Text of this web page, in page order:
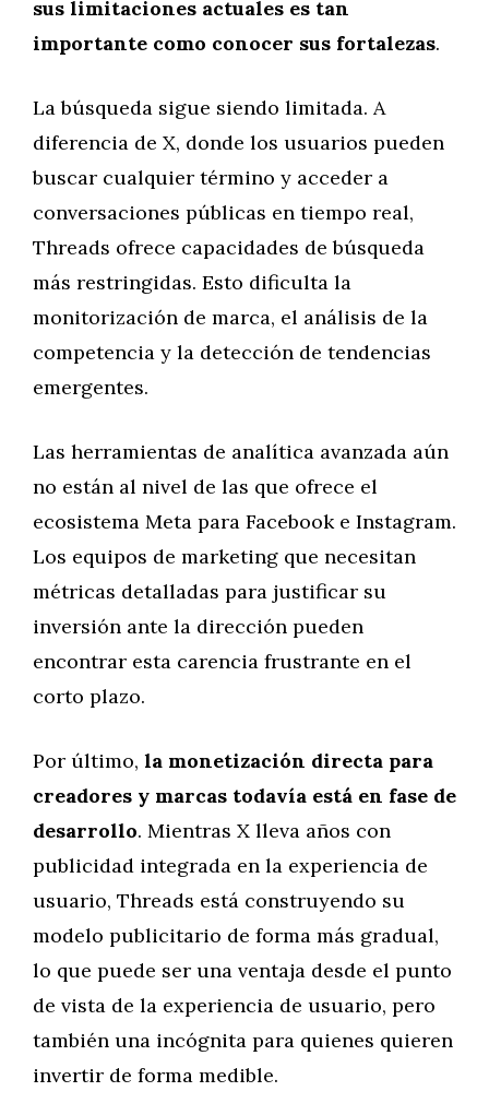
sus limitaciones actuales es tan
importante como conocer sus fortalezas.
La búsqueda sigue siendo limitada. A
diferencia de X, donde los usuarios pueden
buscar cualquier término y acceder a
conversaciones públicas en tiempo real,
Threads ofrece capacidades de búsqueda
más restringidas. Esto dificulta la
monitorización de marca, el análisis de la
competencia y la detección de tendencias
emergentes.
Las herramientas de analítica avanzada aún
no están al nivel de las que ofrece el
ecosistema Meta para Facebook e Instagram.
Los equipos de marketing que necesitan
métricas detalladas para justificar su
inversión ante la dirección pueden
encontrar esta carencia frustrante en el
corto plazo.
Por último, la monetización directa para
creadores y marcas todavía está en fase de
desarrollo. Mientras X lleva años con
publicidad integrada en la experiencia de
usuario, Threads está construyendo su
modelo publicitario de forma más gradual,
lo que puede ser una ventaja desde el punto
de vista de la experiencia de usuario, pero
también una incógnita para quienes quieren
invertir de forma medible.